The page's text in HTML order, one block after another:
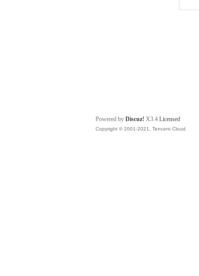
Powered by Discuz! X3.4 Licensed
Copyright © 2001-2021, Tencent Cloud.